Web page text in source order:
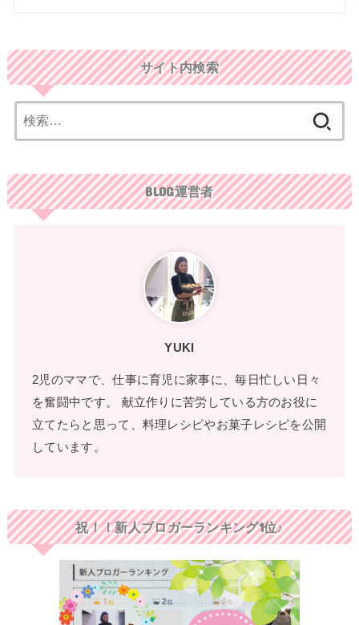
サイト内検索
索:
BLOG運営者
YUKI
2児のママで、仕事に育児に家事に、毎日忙しい日々
を奮闘中です。 献立作りに苦労している方のお役に
立てたらと思って、料理レシピやお菓子レシピを公開
しています。
祝！！新人ブロガーランキング1位♪